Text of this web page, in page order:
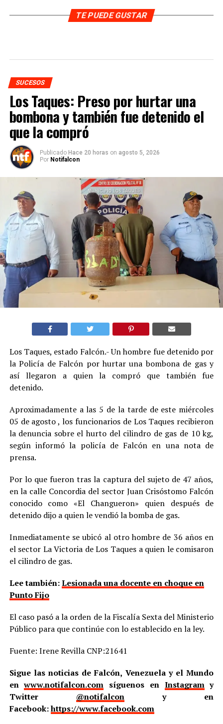
TE PUEDE GUSTAR
SUCESOS
Los Taques: Preso por hurtar una
bombona y también fue detenido el
que la compró
Publicado Hace 20 horas on agosto 5, 2026
Por Notifalcon
Los Taques, estado Falcón.- Un hombre fue detenido por
la Policía de Falcón por hurtar una bombona de gas y
así llegaron a quien la compró que también fue
detenido.
Aproximadamente a las 5 de la tarde de este miércoles
05 de agosto , los funcionarios de Los Taques recibieron
la denuncia sobre el hurto del cilindro de gas de 10 kg,
según informó la policía de Falcón en una nota de
prensa.
Por lo que fueron tras la captura del sujeto de 47 años,
en la calle Concordia del sector Juan Crisóstomo Falcón
conocido como «El Changueron» quien después de
detenido dijo a quien le vendió la bomba de gas.
Inmediatamente se ubicó al otro hombre de 36 años en
el sector La Victoria de Los Taques a quien le comisaron
el cilindro de gas.
Lee también:Lesionada una docente en choque en
Punto Fijo
El caso pasó a la orden de la Fiscalía Sexta del Ministerio
Público para que continúe con lo establecido en la ley.
Fuente: Irene Revilla CNP:21641
Sigue las noticias de Falcón, Venezuela y el Mundo
enwww.notifalcon.com síguenos en Instagramy
Twitter @notifalcony en
Facebook:https://www.facebook.com